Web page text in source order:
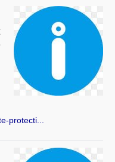
protecti...